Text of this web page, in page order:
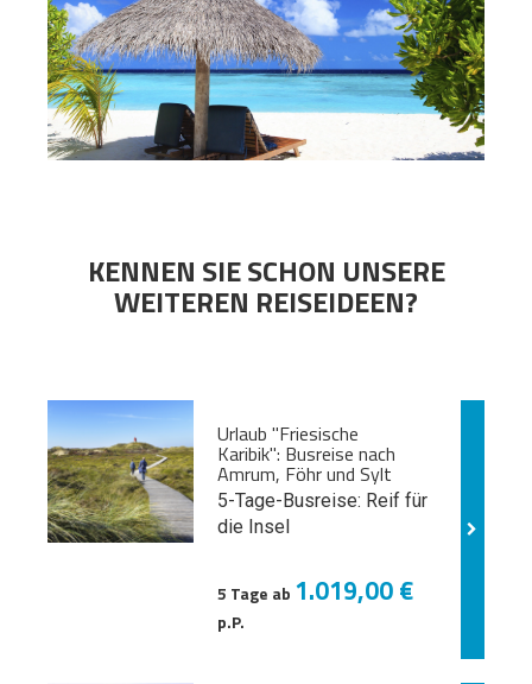
KENNEN SIE SCHON UNSERE
WEITEREN REISEIDEEN?
Urlaub "Friesische
Karibik": Busreise nach
Amrum, Föhr und Sylt
5-Tage-Busreise: Reif für
die Insel
5 Tage ab 1.019,00 €
p.P.